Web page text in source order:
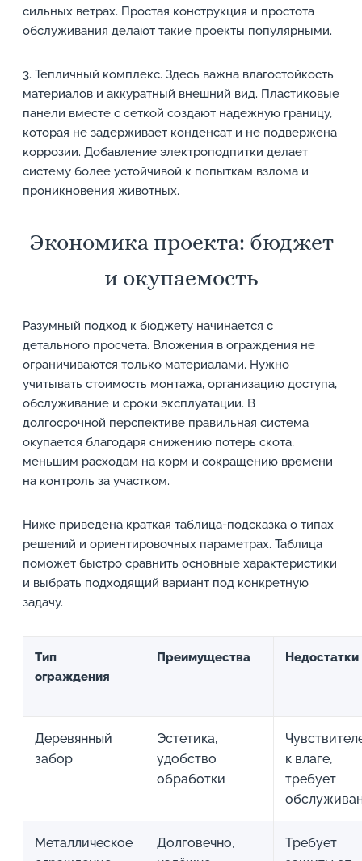
сильных ветрах. Простая конструкция и простота
обслуживания делают такие проекты популярными.
3. Тепличный комплекс. Здесь важна влагостойкость
материалов и аккуратный внешний вид. Пластиковые
панели вместе с сеткой создают надежную границу,
которая не задерживает конденсат и не подвержена
коррозии. Добавление электроподпитки делает
систему более устойчивой к попыткам взлома и
проникновения животных.
Экономика проекта: бюджет
и окупаемость
Разумный подход к бюджету начинается с
детального просчета. Вложения в ограждения не
ограничиваются только материалами. Нужно
учитывать стоимость монтажа, организацию доступа,
обслуживание и сроки эксплуатации. В
долгосрочной перспективе правильная система
окупается благодаря снижению потерь скота,
меньшим расходам на корм и сокращению времени
на контроль за участком.
Ниже приведена краткая таблица-подсказка о типах
решений и ориентировочных параметрах. Таблица
поможет быстро сравнить основные характеристики
и выбрать подходящий вариант под конкретную
задачу.
Тип
ограждения
Преимущества Недостатки
Деревянный
забор
Эстетика,
удобство
обработки
к влаге,
требует
Металлическое
Долговечно,
Требует